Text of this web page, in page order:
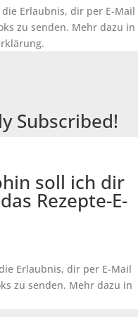
Erlaubnis, dir per E-Mail
zu senden. Mehr dazu in
Subscribed!
soll ich dir
Rezepte-E-
Erlaubnis, dir per E-Mail
zu senden. Mehr dazu in